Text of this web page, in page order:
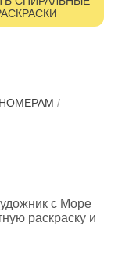
/
с Море
раскраску и